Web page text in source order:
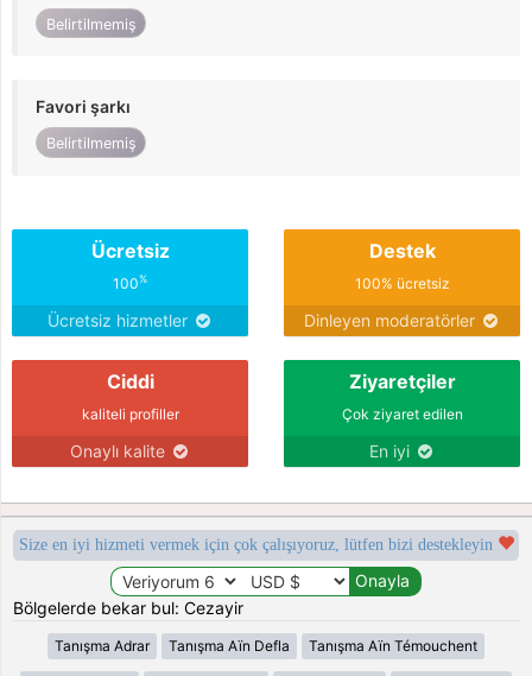
Belirtilmemiş
Favori şarkı
Belirtilmemiş
Ücretsiz
100%
Ücretsiz hizmetler
Destek
100% ücretsiz
Dinleyen moderatörler
Ciddi
kaliteli profiller
Onaylı kalite
Ziyaretçiler
Çok ziyaret edilen
En iyi
Size en iyi hizmeti vermek için çok çalışıyoruz, lütfen bizi destekleyin
Bölgelerde bekar bul: Cezayir
Tanışma Adrar Tanışma Aïn Defla Tanışma Aïn Témouchent